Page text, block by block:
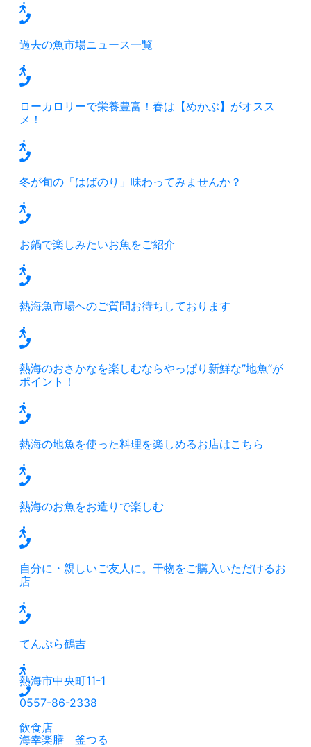
過去の魚市場ニュース一覧
ローカロリーで栄養豊富！春は【めかぶ】がオスス
メ！
冬が旬の「はばのり」味わってみませんか？
お鍋で楽しみたいお魚をご紹介
熱海魚市場へのご質問お待ちしております
熱海のおさかなを楽しむならやっぱり新鮮な”地魚”が
ポイント！
熱海の地魚を使った料理を楽しめるお店はこちら
熱海のお魚をお造りで楽しむ
自分に・親しいご友人に。干物をご購入いただけるお
店
てんぷら鶴吉
熱海市中央町11-1
0557-86-2338
飲食店
海幸楽膳 釜つる